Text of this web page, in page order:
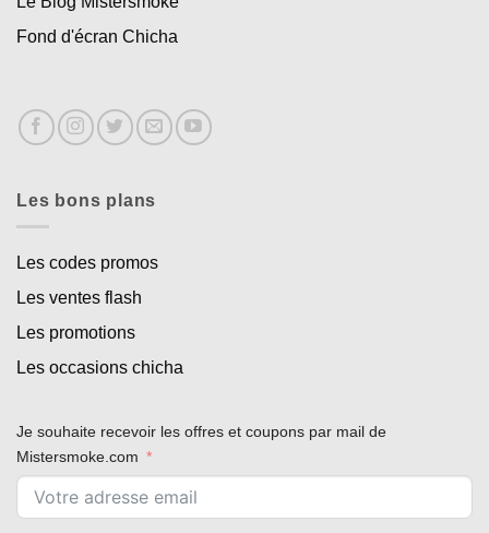
Fond d'écran Chicha
Les bons plans
Les codes promos
Les ventes flash
Les promotions
Les occasions chicha
Je souhaite recevoir les offres et coupons par mail de
Mistersmoke.com